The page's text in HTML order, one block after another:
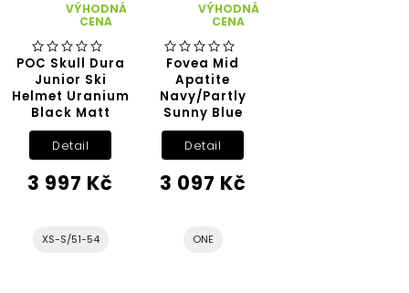
VÝHODNÁ
CENA
POC Skull Dura
Junior Ski
Helmet Uranium
Black Matt
3 997 Kč
Detail
XS-S/51-54
VÝHODNÁ
CENA
Fovea Mid
Apatite
Navy/Partly
Sunny Blue
3 097 Kč
Detail
ONE